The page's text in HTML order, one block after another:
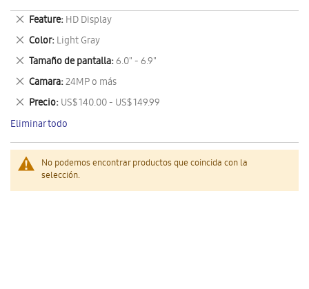
No podemos encontrar productos que coincida con la
selección.
Feature HD Display
Eliminar
este
artículo
Color Light Gray
Eliminar
este
artículo
Tamaño de pantalla 6.0" - 6.9"
Eliminar
este
artículo
Camara 24MP o más
Eliminar
este
artículo
Precio US$ 140.00 - US$ 149.99
Eliminar
este
artículo
Eliminar todo